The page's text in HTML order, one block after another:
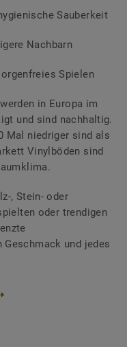
Sauberkeit
Nachbarn
Spielen
in Europa im
und sind nachhaltig.
Mal niedriger sind als
Vinylböden sind
, Stein- oder
oder trendigen
und jedes